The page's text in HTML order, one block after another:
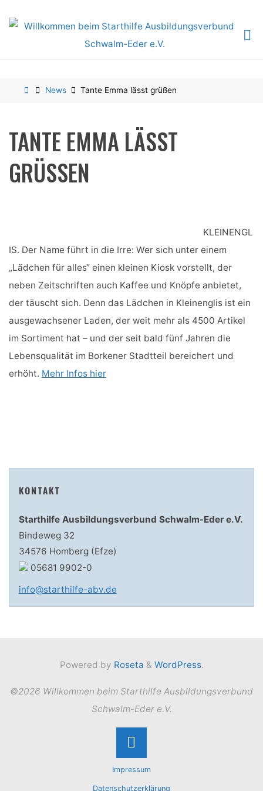
HomeNews Tante Emma lässt grüßen
TANTE EMMA LÄSST
GRÜSSEN
KLEINENGL
IS. Der Name führt in die Irre: Wer sich unter einem
„Lädchen für alles“ einen kleinen Kiosk vorstellt, der
neben Zeitschriften auch Kaffee und Knöpfe anbietet,
der täuscht sich. Denn das Lädchen in Kleinenglis ist ein
ausgewachsener Laden, der weit mehr als 4500 Artikel
im Sortiment hat – und der seit bald fünf Jahren die
Lebensqualität im Borkener Stadtteil bereichert und
erhöht. Mehr Infos hier
KONTAKT
Starthilfe Ausbildungsverbund Schwalm-Eder e.V.
Bindeweg 32
34576 Homberg (Efze)
05681 9902-0
info@starthilfe-abv.de
Powered by Roseta & WordPress.
©2026 Willkommen beim Starthilfe Ausbildungsverbund
Schwalm-Eder e.V.
Impressum
Datenschutzerklärung
Back